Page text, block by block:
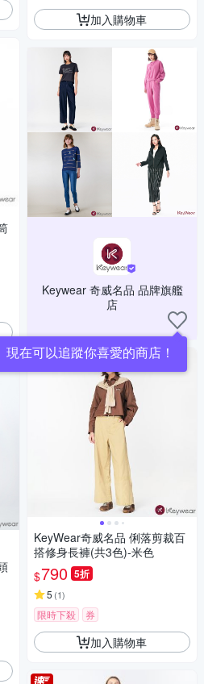
加入購物車
Keywear 奇威名品 品牌旗艦
店
現在可以追蹤你喜愛的商店！
KeyWear奇威名品 俐落剪裁百
搭修身長褲(共3色)-米色
$790 5折
5 (1)
限時下殺 券
加入購物車